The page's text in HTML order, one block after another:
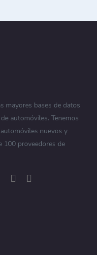
mayores bases de datos
automóviles. Tenemos
nuevos y
100 proveedores de